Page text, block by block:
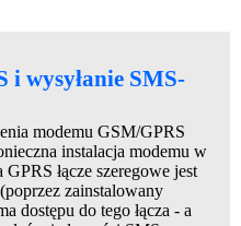
i wysyłanie SMS-
modemu GSM/GPRS
instalacja modemu w
GPRS łącze szeregowe jest
(poprzez zainstalowany
dostępu do tego łącza - a